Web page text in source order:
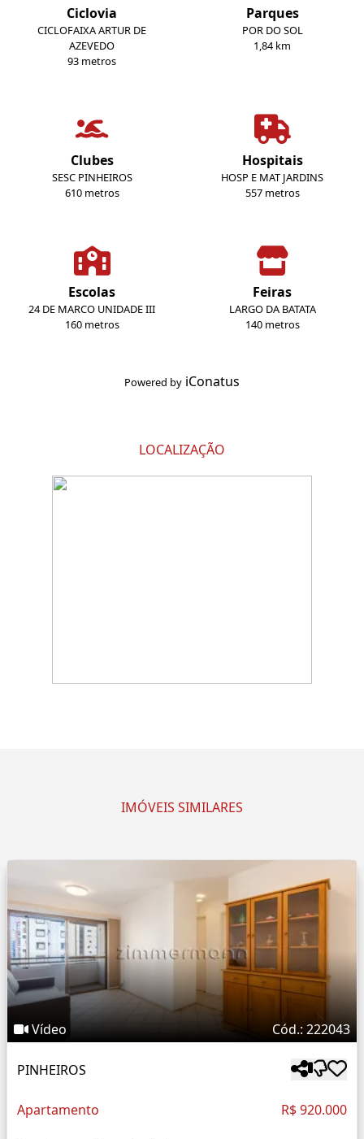
Ciclovia
CICLOFAIXA ARTUR DE
AZEVEDO
93 metros
Parques
POR DO SOL
1,84 km
Clubes
SESC PINHEIROS
610 metros
Hospitais
HOSP E MAT JARDINS
557 metros
Escolas
24 DE MARCO UNIDADE III
160 metros
Feiras
LARGO DA BATATA
140 metros
Powered by iConatus
LOCALIZAÇÃO
IMÓVEIS SIMILARES
Vídeo Cód.: 222043
PINHEIROS
Apartamento R$ 920.000